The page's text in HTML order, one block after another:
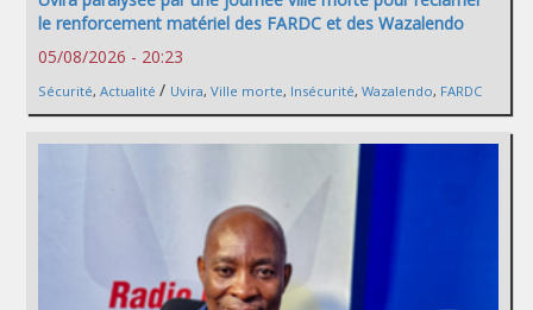
le renforcement matériel des FARDC et des Wazalendo
05/08/2026 - 20:23
Sécurité, Actualité / Uvira, Ville morte, Insécurité, Wazalendo, FARDC